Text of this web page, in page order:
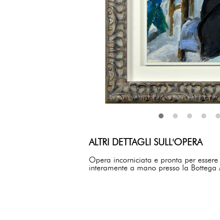
ALTRI DETTAGLI SULL'OPERA
Opera incorniciata e pronta per
interamente a mano presso la Bottega